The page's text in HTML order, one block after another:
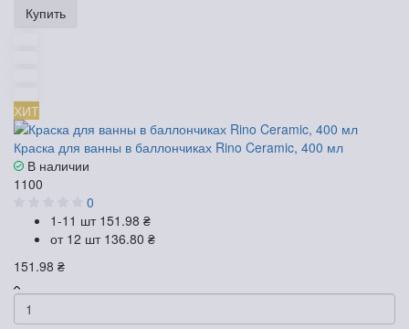
Купить
ХИТ
Краска для ванны в баллончиках Rino Ceramic, 400 мл
В наличии
1100
0
1-11 шт 151.98 ₴
от 12 шт 136.80 ₴
151.98 ₴